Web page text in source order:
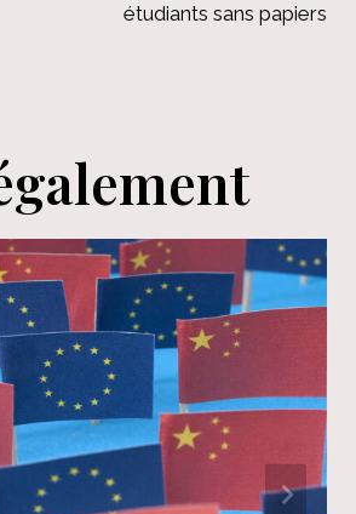
étudiants sans papiers